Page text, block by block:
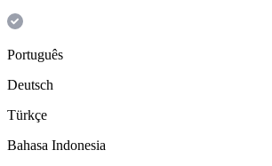
Português
Deutsch
Türkçe
Bahasa Indonesia